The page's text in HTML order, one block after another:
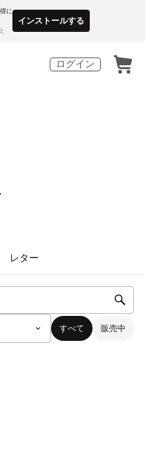
に
インストールする
ログイン
レター
すべて 販売中